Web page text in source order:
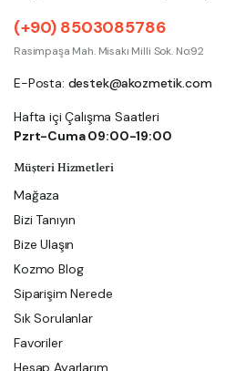
(+90) 8503085786
Rasimpaşa Mah. Misakı Milli Sok. No:92
E-Posta: destek@akozmetik.com
Hafta içi Çalışma Saatleri
Pzrt-Cuma 09:00-19:00
Müşteri Hizmetleri
Mağaza
Bizi Tanıyın
Bize Ulaşın
Kozmo Blog
Siparişim Nerede
Sık Sorulanlar
Favoriler
Hesap Ayarlarım